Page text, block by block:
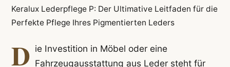
Keralux Lederpflege P: Der Ultimative Leitfaden für die
Perfekte Pflege Ihres Pigmentierten Leders
D ie Investition in Möbel oder eine
Fahrzeugausstattung aus Leder steht für